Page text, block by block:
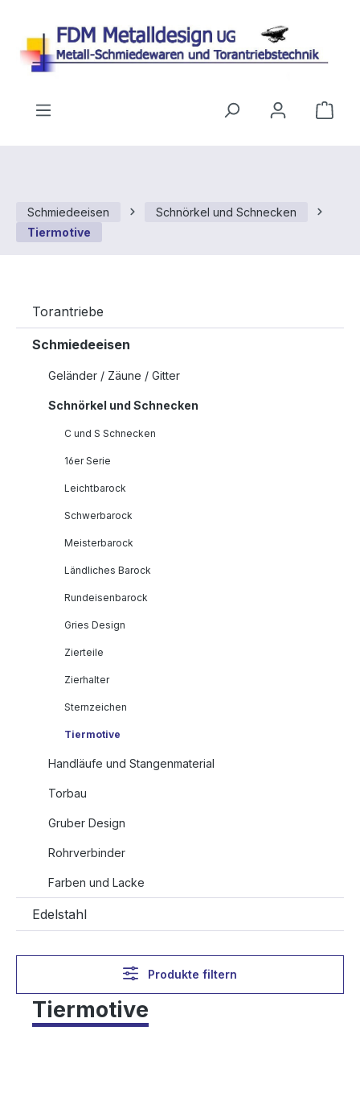
Schmiedeeisen
Schnörkel und Schnecken
Tiermotive
Torantriebe
Schmiedeeisen
Geländer / Zäune / Gitter
Schnörkel und Schnecken
C und S Schnecken
16er Serie
Leichtbarock
Schwerbarock
Meisterbarock
Ländliches Barock
Rundeisenbarock
Gries Design
Zierteile
Zierhalter
Sternzeichen
Tiermotive
Handläufe und Stangenmaterial
Torbau
Gruber Design
Rohrverbinder
Farben und Lacke
Edelstahl
Produkte filtern
Tiermotive